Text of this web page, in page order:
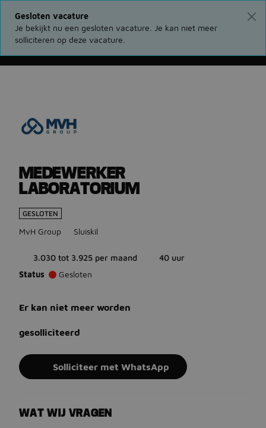
Gesloten vacature
Je bekijkt nu een gesloten vacature. Je kan niet meer
solliciteren op deze vacature.
MEDEWERKER
LABORATORIUM
GESLOTEN
MvH Group Sluiskil
3.030 tot 3.925 per maand
40 uur
Status
Gesloten
Er kan niet meer worden
gesolliciteerd
Solliciteer met WhatsApp
WAT WIJ VRAGEN